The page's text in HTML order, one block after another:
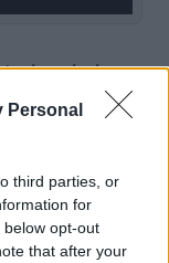
Personal
third parties, or
for
opt-out
that after your
év végén
a katari és
folytatja.
Dürksen már